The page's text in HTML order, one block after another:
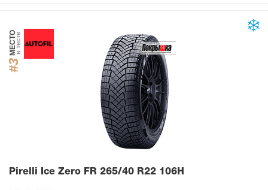
#3
МЕСТОв тесте
Pirelli Ice Zero FR 265/40 R22 106H